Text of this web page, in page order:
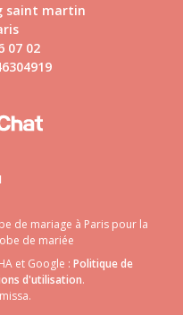
saint martin
07 02
de mariage à Paris pour la
de mariée
et Google : Politique de
d'utilisation.